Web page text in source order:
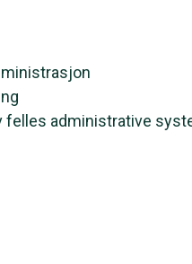
felles administrative